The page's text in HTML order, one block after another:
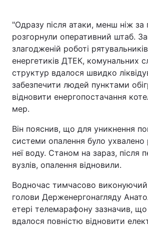
"Одразу після атаки, менш ніж за
розгорнули оперативний штаб.
злагодженій роботі
енергетиків ДТЕК, комунальних
структур вдалося швидко
забезпечити людей пунктами
відновити енергопостачання
мер.
Він пояснив, що для уникнення
системи опалення було ухвалено
неї воду. Станом на зараз, після
вузлів, опалення відновили.
Водночас тимчасово виконуючий
голови Держенергонагляду
етері телемарафону зазначив,
вдалося повністю відновити